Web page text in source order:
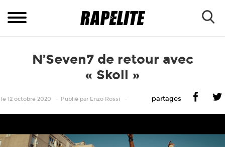
N’Seven7 de retour avec
« Skoll »
le 12 octobre 2020 Publiépar Enzo Rossi partages